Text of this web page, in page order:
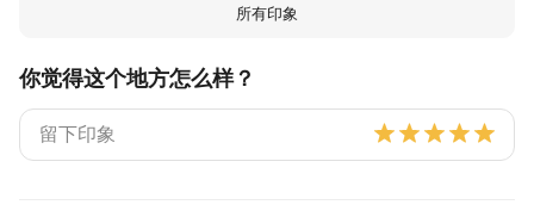
所有印象
你觉得这个地方怎么样？